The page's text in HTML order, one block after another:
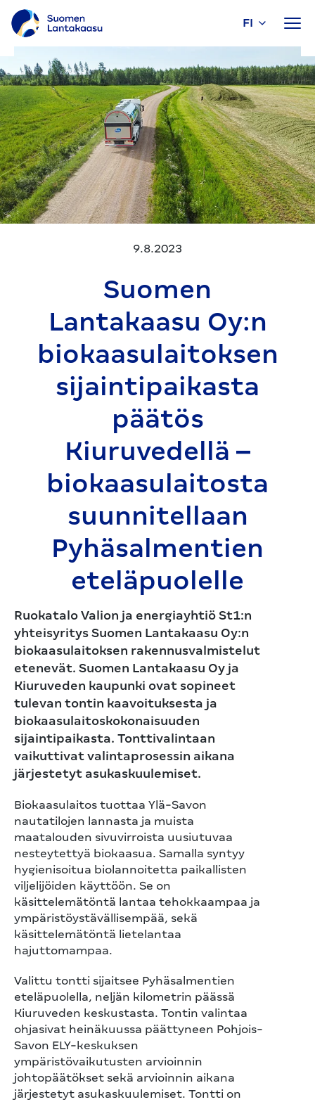
sisältöön
FI
9.8.2023
Suomen
Lantakaasu Oy:n
biokaasulai­toksen
sijaintipaikasta
päätös
Kiuruvedellä –
biokaasulaitosta
suunnitellaan
Pyhäsalmen­tien
eteläpuolelle
Ruokatalo Valion ja energiayhtiö St1:n
yhteisyritys Suomen Lantakaasu Oy:n
biokaasulaitoksen rakennusvalmistelut
etenevät. Suomen Lantakaasu Oy ja
Kiuruveden kaupunki ovat sopineet
tulevan tontin kaavoituksesta ja
biokaasulaitoskokonaisuuden
sijaintipaikasta. Tonttivalintaan
vaikuttivat valintaprosessin aikana
järjestetyt asukaskuulemiset.
Biokaasulaitos tuottaa Ylä-Savon
nautatilojen lannasta ja muista
maatalouden sivuvirroista uusiutuvaa
nesteytettyä biokaasua. Samalla syntyy
hygienisoitua biolannoitetta paikallisten
viljelijöiden käyttöön. Se on
käsittelemätöntä lantaa tehokkaampaa ja
ympäristöystävällisempää, sekä
käsittelemätöntä lietelantaa
hajuttomampaa.
Valittu tontti sijaitsee Pyhäsalmentien
eteläpuolella, neljän kilometrin päässä
Kiuruveden keskustasta. Tontin valintaa
ohjasivat heinäkuussa päättyneen Pohjois-
Savon ELY-keskuksen
ympäristövaikutusten arvioinnin
johtopäätökset sekä arvioinnin aikana
järjestetyt asukaskuulemiset. Tontti on